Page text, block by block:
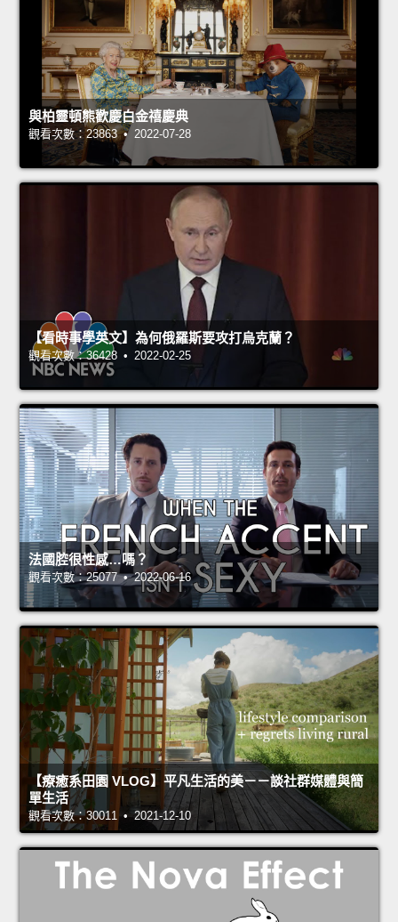
與柏靈頓熊歡慶白金禧慶典
觀看次數：23863 • 2022-07-28
【看時事學英文】為何俄羅斯要攻打烏克蘭？
觀看次數：36428 • 2022-02-25
法國腔很性感…嗎？
觀看次數：25077 • 2022-06-16
【療癒系田園 VLOG】平凡生活的美－－談社群媒體與簡
單生活
觀看次數：30011 • 2021-12-10